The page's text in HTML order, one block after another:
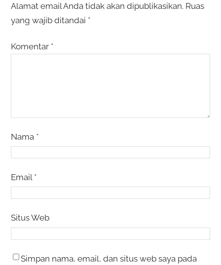
Alamat email Anda tidak akan dipublikasikan. Ruas
yang wajib ditandai *
Komentar *
Nama *
Email *
Situs Web
Simpan nama, email, dan situs web saya pada